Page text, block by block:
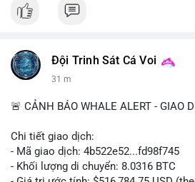
Đội Trinh Sát Cá Voi
31 m
🚨 CẢNH BÁO WHALE ALERT - GIAO
Chi tiết giao dịch:
- Mã giao dịch: 4b522e52...fd98f745
- Khối lượng di chuyển: 8.0316 BTC